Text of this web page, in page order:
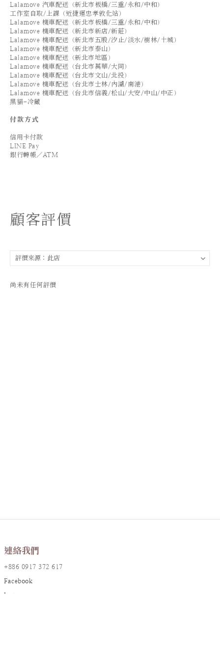
Lalamove 汽車配送（新北市板橋/三重/永和/中和）
工作室自取/上課（近捷運忠孝敦化站）
Lalamove 機車配送（新北市板橋/三重/永和/中和）
Lalamove 機車配送（新北市新店/新莊）
Lalamove 機車配送（新北市五股/汐止/淡水/樹林/土城）
Lalamove 機車配送（新北市泰山）
Lalamove 機車配送（新北市地區）
Lalamove 機車配送（台北市萬華/大同）
Lalamove 機車配送（台北市文山/北投）
Lalamove 機車配送（台北市士林/內湖/南港）
Lalamove 機車配送（台北市信義/松山/大安/中山/中正）
黑貓-冷藏
付款方式
信用卡付款
LINE Pay
銀行轉帳／ATM
顧客評價
尚未有任何評價
連絡我們
+886 0917 372 617
Facebook
Instagram